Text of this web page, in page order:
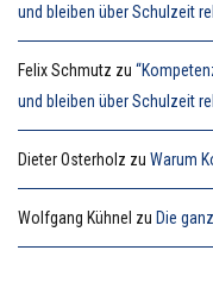
und bleiben über Schulzeit
Felix Schmutz zu
und bleiben über Schulzeit
Dieter Osterholz zu Warum
Wolfgang Kühnel zu Die